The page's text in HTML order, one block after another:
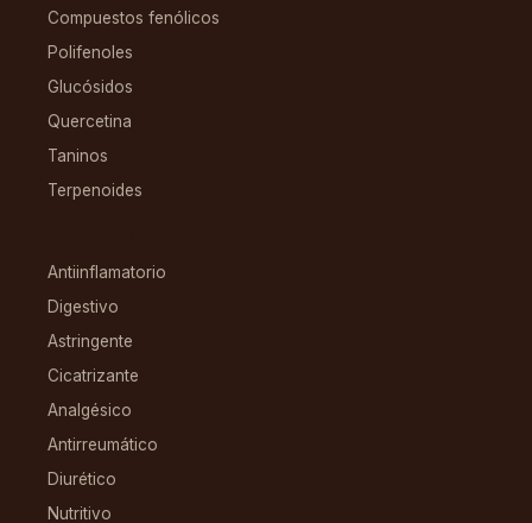
Compuestos fenólicos
Polifenoles
Glucósidos
Quercetina
Taninos
Terpenoides
Antiinflamatorio
Digestivo
Astringente
Cicatrizante
Analgésico
Antirreumático
Diurético
Nutritivo